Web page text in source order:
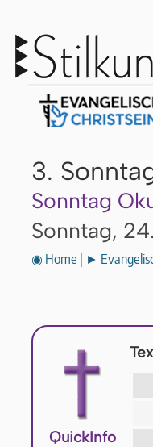
3.
Sonntag
Sonntag,
◉ Home | ►
QuickInfo